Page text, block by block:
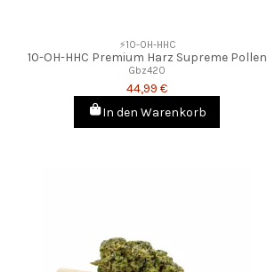
⚡10-OH-HHC
10-OH-HHC Premium Harz Supreme Pollen
Gbz420
44,99 €
In den Warenkorb